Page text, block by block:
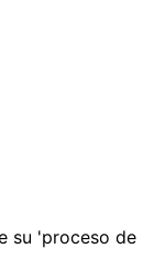
su 'proceso de